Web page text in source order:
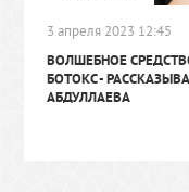
3 апреля 2023 12:45
ВОЛШЕБНОЕ
БОТОКС-
АБДУЛЛАЕВА